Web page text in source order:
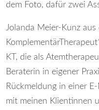
dem Foto, dafür zwei
Jolanda Meier-Kunz aus
KT, die als
Beraterin in eigener
Rückmeldung in einer
mit meinen Klientinnen